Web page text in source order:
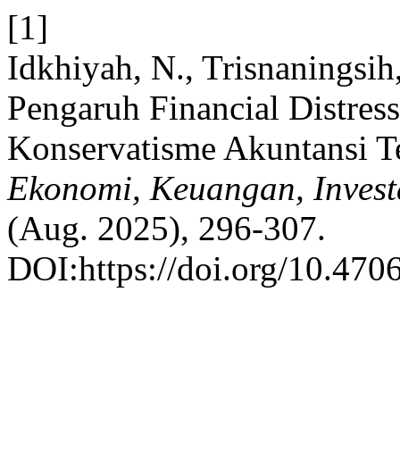
[1]
Idkhiyah, N.,
Pengaruh Financial
Konservatisme Akuntansi
Ekonomi, Keuangan,
(Aug. 2025), 296-307.
DOI:https://doi.org/